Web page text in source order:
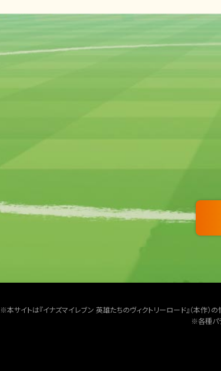
※本サイトは『イナズマイレブン 英雄たちのヴィクトリーロード』（本作
※各種パ